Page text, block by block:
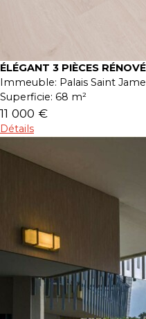
ÉLÉGANT 3 PIÈCES
Immeuble: Palais Saint
Superficie: 68 m²
11 000 €
Détails